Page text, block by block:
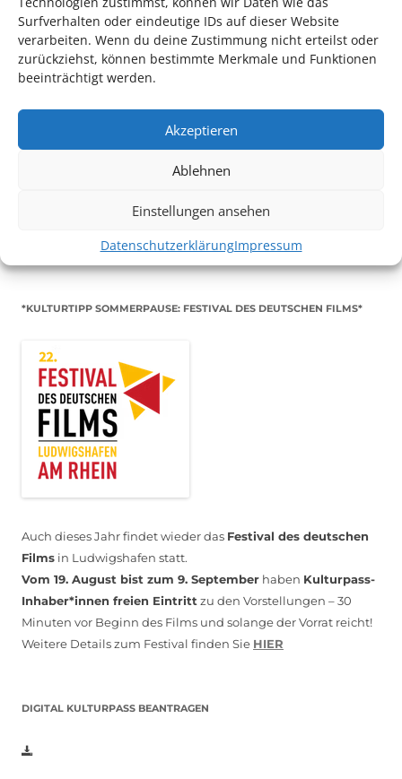
Surfverhalten oder eindeutige IDs auf dieser Website
verarbeiten. Wenn du deine Zustimmung nicht erteilst oder
zurückziehst, können bestimmte Merkmale und Funktionen
beeinträchtigt werden.
Akzeptieren
Ablehnen
Einstellungen ansehen
DatenschutzerklärungImpressum
Oper
. Sie haben Interesse? Dann
melden Sie sich unterinfo@kulturparkett-rhein-neckar.de
*KULTURTIPP SOMMERPAUSE: FESTIVAL DES DEUTSCHEN FILMS*
Auch dieses Jahr findet wieder das Festival des deutschen
Films in Ludwigshafen statt.
Vom 19. August bist zum 9. September haben Kulturpass-
Inhaber*innen freien Eintritt zu den Vorstellungen – 30
Minuten vor Beginn des Films und solange der Vorrat reicht!
Weitere Details zum Festival finden Sie HIER
DIGITAL KULTURPASS BEANTRAGEN